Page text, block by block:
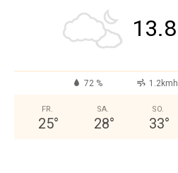
13.8
72 % 1.2kmh
FR.
25°
SA.
28°
SO.
33°